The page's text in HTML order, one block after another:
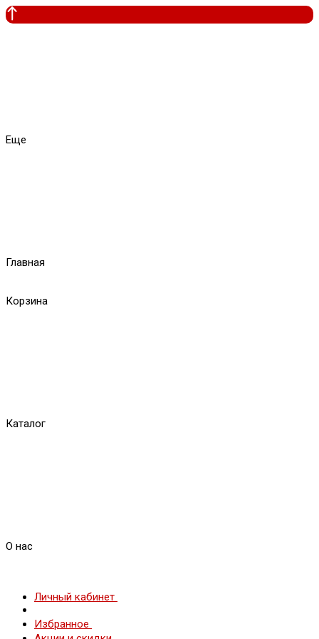
Еще
Главная
Корзина
Каталог
О нас
Личный кабинет
Избранное